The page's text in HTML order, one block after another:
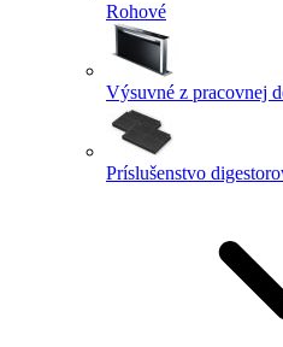
Rohové
Výsuvné z pracovnej
Príslušenstvo